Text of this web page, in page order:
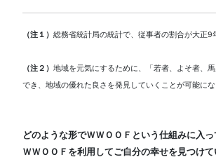
（注１） 総務省統計局の統計で、従事者の割合が大正9
（注２） 地域を元気にするために、「若者、よそ者、
でき、地域の優れた良さを発見していくことが可能にな
どのような形でＷＷＯＯＦという仕組みに入
ＷＷＯＯＦを利用してご自分の幸せを見つけて